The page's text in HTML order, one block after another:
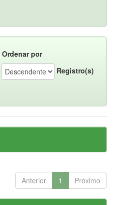
Ordenar por
Registro(s)
Anterior 1 Próximo